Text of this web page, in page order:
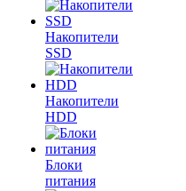
Накопители
SSD
Накопители
HDD
Блоки
питания